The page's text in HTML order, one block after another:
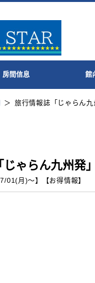
房間信息 館
旅行情報誌「じゃらん九
ゃらん九州発
01(月)〜】 【お得情報】